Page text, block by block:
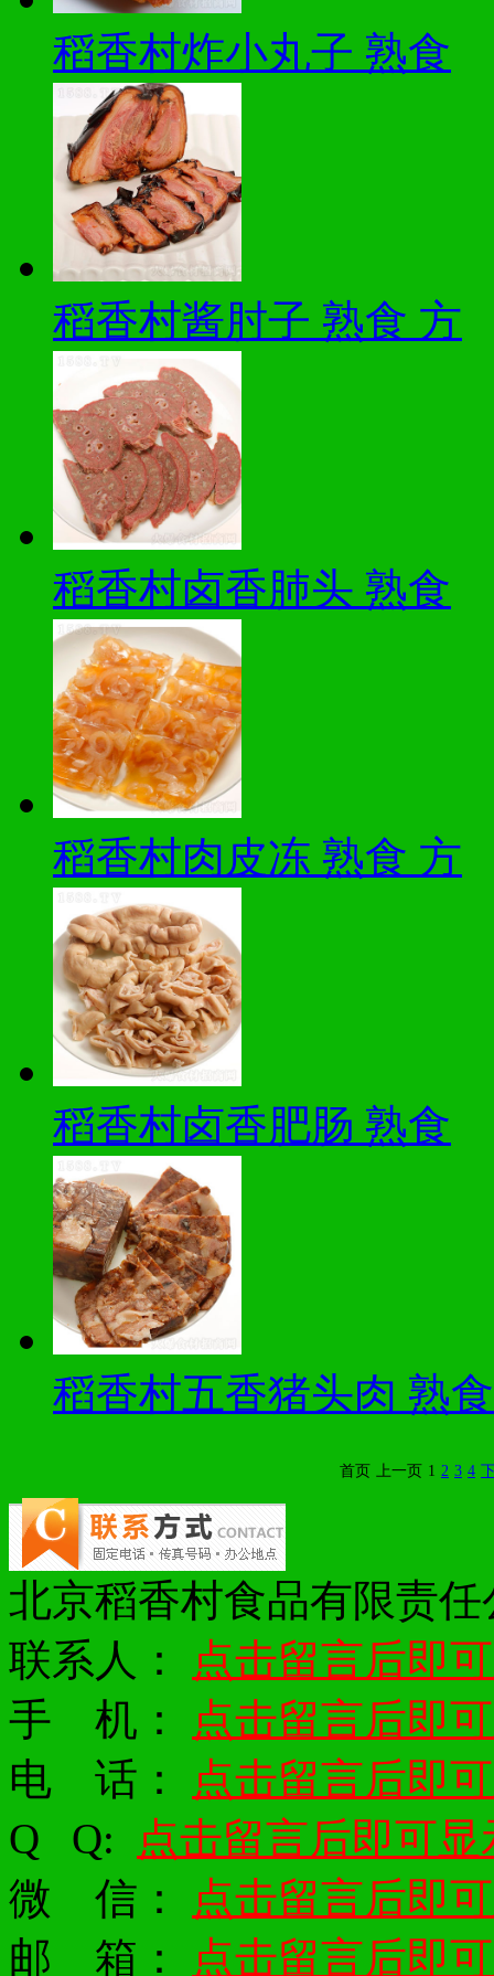
稻香村炸小丸子 熟食
稻香村酱肘子 熟食 方
稻香村卤香肺头 熟食
稻香村肉皮冻 熟食 方
稻香村卤香肥肠 熟食
稻香村五香猪头肉 熟食
首页 上一页 1 2 3 4
北京稻香村食品有限责任
联系人：
点击留言后即
手 机：
点击留言后即
电 话：
点击留言后即
Q
Q:
点击留言后即可显
微 信：
点击留言后即
邮 箱：
点击留言后即